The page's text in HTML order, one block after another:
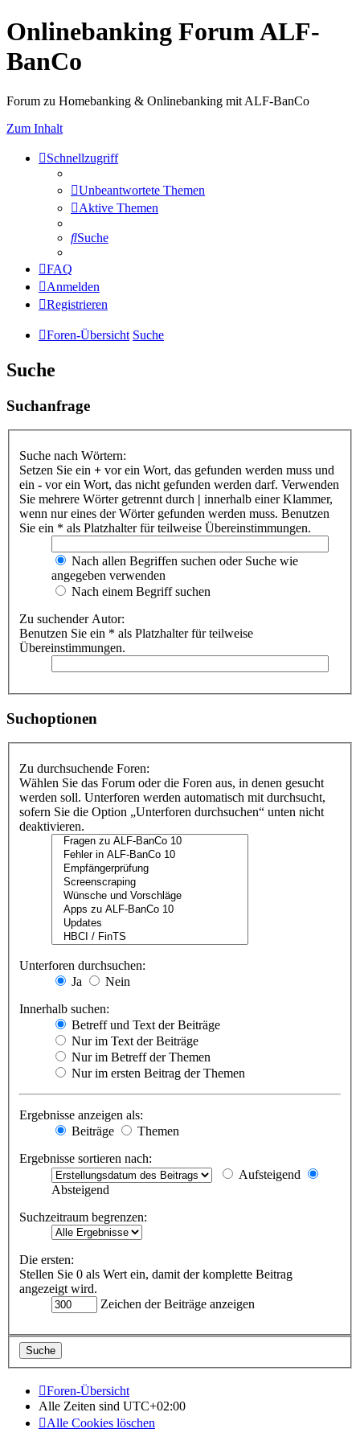
Onlinebanking Forum ALF-
BanCo
Forum zu Homebanking & Onlinebanking mit ALF-BanCo
Zum Inhalt
Schnellzugriff
Unbeantwortete Themen
Aktive Themen
Suche
FAQ
Anmelden
Registrieren
Foren-Übersicht Suche
Suche
Suchanfrage
Suche nach Wörtern:
Setzen Sie ein + vor ein Wort, das gefunden werden muss und
ein - vor ein Wort, das nicht gefunden werden darf. Verwenden
Sie mehrere Wörter getrennt durch | innerhalb einer Klammer,
wenn nur eines der Wörter gefunden werden muss. Benutzen
Sie ein * als Platzhalter für teilweise Übereinstimmungen.
Nach allen Begriffen suchen oder Suche wie
angegeben verwenden
Nach einem Begriff suchen
Zu suchender Autor:
Benutzen Sie ein * als Platzhalter für teilweise
Übereinstimmungen.
Suchoptionen
Zu durchsuchende Foren:
Wählen Sie das Forum oder die Foren aus, in denen gesucht
werden soll. Unterforen werden automatisch mit durchsucht,
sofern Sie die Option „Unterforen durchsuchen“ unten nicht
deaktivieren.
Unterforen durchsuchen:
Ja
Nein
Innerhalb suchen:
Betreff und Text der Beiträge
Nur im Text der Beiträge
Nur im Betreff der Themen
Nur im ersten Beitrag der Themen
Ergebnisse anzeigen als:
Beiträge
Themen
Ergebnisse sortieren nach:
Aufsteigend
Absteigend
Suchzeitraum begrenzen:
Die ersten:
Stellen Sie 0 als Wert ein, damit der komplette Beitrag
angezeigt wird.
Zeichen der Beiträge anzeigen
Foren-Übersicht
Alle Zeiten sind UTC+02:00
Alle Cookies löschen